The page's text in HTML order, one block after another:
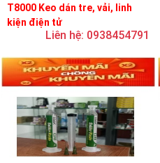
T8000 Keo dán tre, vải, linh
kiện điện tử
Liên hệ: 0938454791